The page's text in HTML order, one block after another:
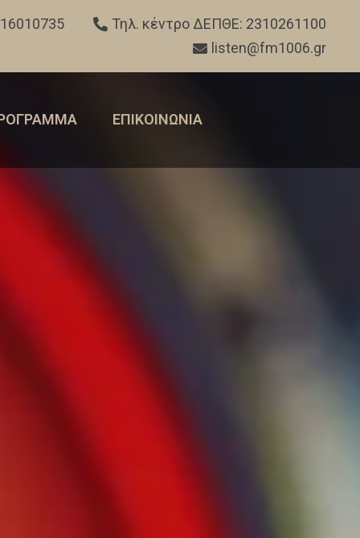
Τηλ. κέντρο ΔΕΠΘΕ: 2310261100
listen@fm1006.gr
ΕΠΙΚΟΙΝΩΝΙΑ